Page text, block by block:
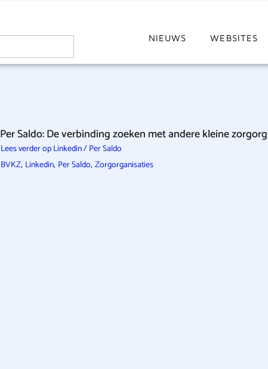
NIEUWS WEBSITES
Per Saldo: De verbinding zoeken met andere kleine
Lees verder op Linkedin / Per Saldo
BVKZ, Linkedin, Per Saldo, Zorgorganisaties